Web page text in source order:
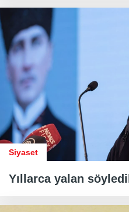
Siyaset
Yıllarca yalan